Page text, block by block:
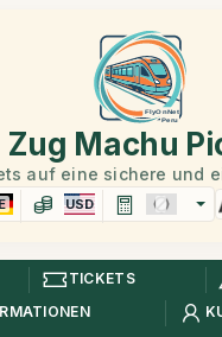
Zug Machu
auf eine sichere und
USD
TICKETS